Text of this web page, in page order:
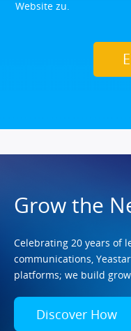
Website zu.
Grow the
Celebrating 20 years of
communications,
platforms; we build
Discover How